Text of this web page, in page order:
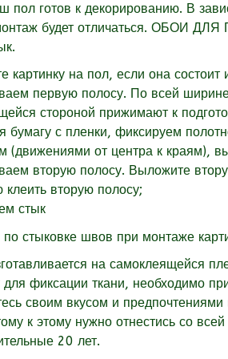
пол готов к декорированию. В
будет отличаться. ОБОИ
картинку на пол, если она состоит
первую полосу. По всей
стороной прижимают к
бумагу с пленки, фиксируем
(движениями от центра к краям),
вторую полосу. Выложите
клеить вторую полосу;
стык
насамоклеящейся
фиксации ткани, необходимо
своим вкусом и
к этому нужно отнестись со
20 лет.